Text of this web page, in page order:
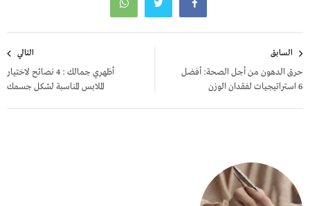
المقالات
السابق
حرق الدهون من أجل الصحة: أفضل
6 استراتيجيات لفقدان الوزن
التالي
أظهري جمالك : 4 نصائح لاختيار
الملابس المناسبة لشكل جسمك